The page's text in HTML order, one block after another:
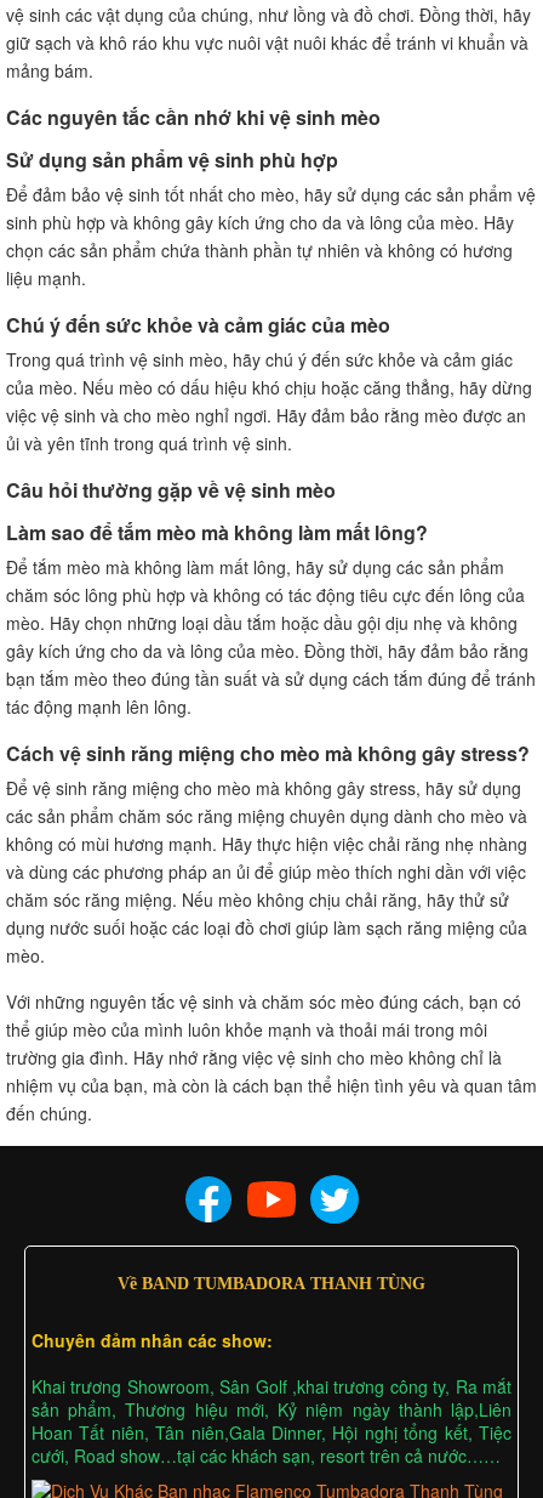
vệ sinh các vật dụng của chúng, như lồng và đồ chơi. Đồng thời, hãy
giữ sạch và khô ráo khu vực nuôi vật nuôi khác để tránh vi khuẩn và
mảng bám.
Các nguyên tắc cần nhớ khi vệ sinh mèo
Sử dụng sản phẩm vệ sinh phù hợp
Để đảm bảo vệ sinh tốt nhất cho mèo, hãy sử dụng các sản phẩm vệ
sinh phù hợp và không gây kích ứng cho da và lông của mèo. Hãy
chọn các sản phẩm chứa thành phần tự nhiên và không có hương
liệu mạnh.
Chú ý đến sức khỏe và cảm giác của mèo
Trong quá trình vệ sinh mèo, hãy chú ý đến sức khỏe và cảm giác
của mèo. Nếu mèo có dấu hiệu khó chịu hoặc căng thẳng, hãy dừng
việc vệ sinh và cho mèo nghỉ ngơi. Hãy đảm bảo rằng mèo được an
ủi và yên tĩnh trong quá trình vệ sinh.
Câu hỏi thường gặp về vệ sinh mèo
Làm sao để tắm mèo mà không làm mất lông?
Để tắm mèo mà không làm mất lông, hãy sử dụng các sản phẩm
chăm sóc lông phù hợp và không có tác động tiêu cực đến lông của
mèo. Hãy chọn những loại dầu tắm hoặc dầu gội dịu nhẹ và không
gây kích ứng cho da và lông của mèo. Đồng thời, hãy đảm bảo rằng
bạn tắm mèo theo đúng tần suất và sử dụng cách tắm đúng để tránh
tác động mạnh lên lông.
Cách vệ sinh răng miệng cho mèo mà không gây stress?
Để vệ sinh răng miệng cho mèo mà không gây stress, hãy sử dụng
các sản phẩm chăm sóc răng miệng chuyên dụng dành cho mèo và
không có mùi hương mạnh. Hãy thực hiện việc chải răng nhẹ nhàng
và dùng các phương pháp an ủi để giúp mèo thích nghi dần với việc
chăm sóc răng miệng. Nếu mèo không chịu chải răng, hãy thử sử
dụng nước suối hoặc các loại đồ chơi giúp làm sạch răng miệng của
mèo.
Với những nguyên tắc vệ sinh và chăm sóc mèo đúng cách, bạn có
thể giúp mèo của mình luôn khỏe mạnh và thoải mái trong môi
trường gia đình. Hãy nhớ rằng việc vệ sinh cho mèo không chỉ là
nhiệm vụ của bạn, mà còn là cách bạn thể hiện tình yêu và quan tâm
đến chúng.
Về BAND TUMBADORA THANH TÙNG
Chuyên đảm nhân các show:
Khai trương Showroom, Sân Golf ,khai trương công ty, Ra mắt
sản phẩm, Thương hiệu mới, Kỷ niệm ngày thành lập,Liên
Hoan Tất niên, Tân niên,Gala Dinner, Hội nghị tổng kết, Tiệc
cưới, Road show…tại các khách sạn, resort trên cả nước……